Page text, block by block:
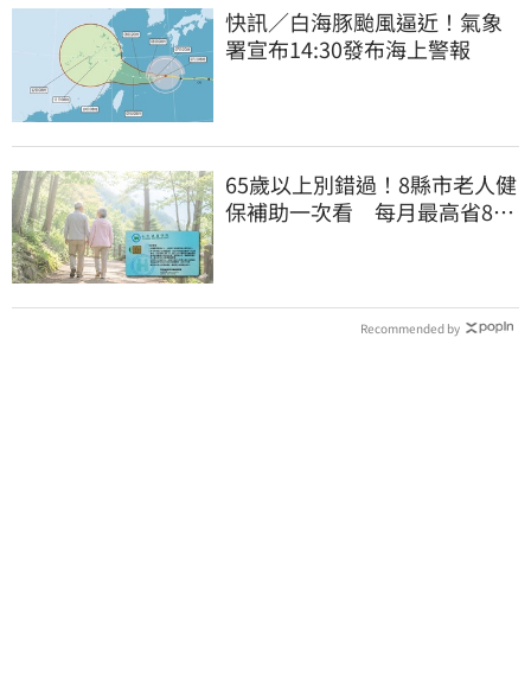
快訊／白海豚颱風逼近！氣象
署宣布14:30發布海上警報
65歲以上別錯過！8縣市老人健
保補助一次看 每月最高省826
Recommended by